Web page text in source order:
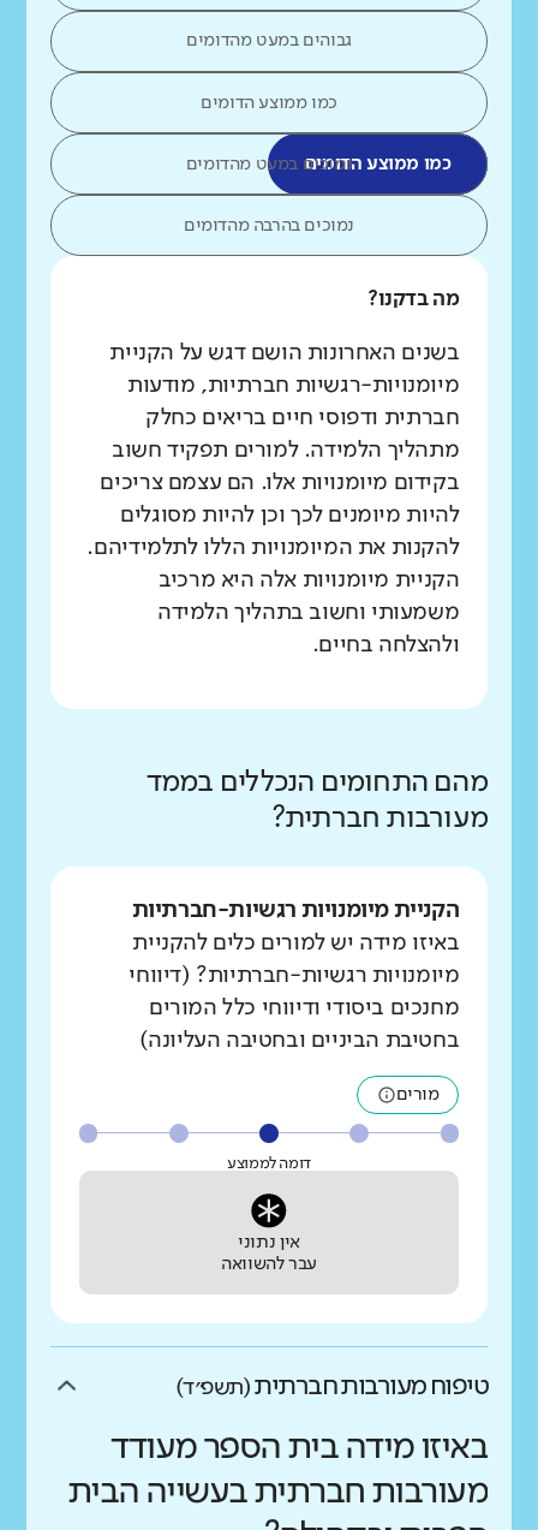
גבוהים במעט מהדומים
כמו ממוצע הדומים
כמו ממוצע הדומיםנמוכים במעט מהדומים
נמוכים בהרבה מהדומים
מה בדקנו?
בשנים האחרונות הושם דגש על הקניית
מיומנויות-רגשיות חברתיות, מודעות
חברתית ודפוסי חיים בריאים כחלק
מתהליך הלמידה. למורים תפקיד חשוב
בקידום מיומנויות אלו. הם עצמם צריכים
להיות מיומנים לכך וכן להיות מסוגלים
להקנות את המיומנויות הללו לתלמידיהם.
הקניית מיומנויות אלה היא מרכיב
משמעותי וחשוב בתהליך הלמידה
ולהצלחה בחיים.
מהם התחומים הנכללים בממד
מעורבות חברתית?
הקניית מיומנויות רגשיות-חברתיות
באיזו מידה יש למורים כלים להקניית
מיומנויות רגשיות-חברתיות? (דיווחי
מחנכים ביסודי ודיווחי כלל המורים
בחטיבת הביניים ובחטיבה העליונה)
מורים
דומה לממוצע
אין נתוני
עבר להשוואה
טיפוח מעורבות חברתית(תשפ״ד)
באיזו מידה בית הספר מעודד
מעורבות חברתית בעשייה הבית